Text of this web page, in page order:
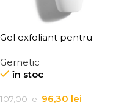
Gel exfoliant pentru
corpului Nettoyant
Gommant Marin
Gernetic
în stoc
107,00lei 96,30 lei